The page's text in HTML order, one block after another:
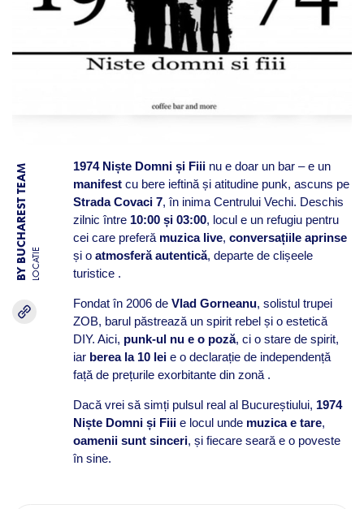
BY BUCHAREST TEAM LOCATIE
1974 Niște Domni și Fiiinu e doar un bar – e un
manifestcu bere ieftină și atitudine punk, ascuns pe
Strada Covaci 7, în inima Centrului Vechi. Deschis
zilnic între 10:00 și 03:00, locul e un refugiu pentru
cei care preferă muzica live, conversațiile aprinse
și o atmosferă autentică, departe de clișeele
turistice .
Fondat în 2006 de Vlad Gorneanu, solistul trupei
ZOB, barul păstrează un spirit rebel și o estetică
DIY. Aici, punk-ul nu e o poză, ci o stare de spirit,
iar berea la 10 leie o declarație de independență
față de prețurile exorbitante din zonă .
Dacă vrei să simți pulsul real al Bucureștiului, 1974
Niște Domni și Fiiie locul unde muzica e tare,
oamenii sunt sinceri, și fiecare seară e o poveste
în sine.